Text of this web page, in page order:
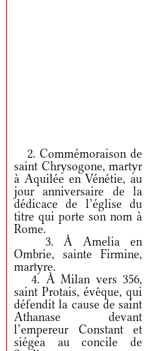
2. Commémoraison de
saint Chrysogone, martyr
à Aquilée en Vénétie, au
jour anniversaire de la
dédicace de l’église du
titre qui porte son nom à
Rome.
3. À Amelia en
Ombrie, sainte Firmine,
martyre.
4. À Milan vers 356,
saint Protais, évêque, qui
défendit la cause de saint
Athanase devant
l’empereur Constant et
siégea au concile de